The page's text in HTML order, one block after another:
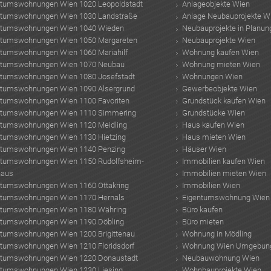
Wien 1020 Leopoldstadt
Wien 1030 Landstraße
Wien 1040 Wieden
Wien 1050 Margareten
Wien 1060 Mariahilf
Wien 1070 Neubau
Wien 1080 Josefstadt
Wien 1090 Alsergrund
Wien 1100 Favoriten
Wien 1110 Simmering
Wien 1120 Meidling
Wien 1130 Hietzing
Wien 1140 Penzing
Wien 1150 Rudolfsheim-
Wien 1160 Ottakring
Wien 1170 Hernals
Wien 1180 Währing
Wien 1190 Döbling
Wien 1200 Brigittenau
Wien 1210 Floridsdorf
Wien 1220 Donaustadt
Anlageobjekte Wien
Anlage Neubauprojekte
Neubauprojekte in
Neubauprojekte Wien
Wohnung kaufen Wien
Wohnung mieten Wien
Wohnungen Wien
Gewerbeobjekte Wien
Grundstück kaufen Wien
Grundstücke Wien
Haus kaufen Wien
Haus mieten Wien
Häuser Wien
Immobilien kaufen Wien
Immobilien mieten Wien
Immobilien Wien
Eigentumswohnung Wien
Büro kaufen
Büro mieten
Wohnung in Mödling
Wohnung Wien
Neubauwohnung Wien